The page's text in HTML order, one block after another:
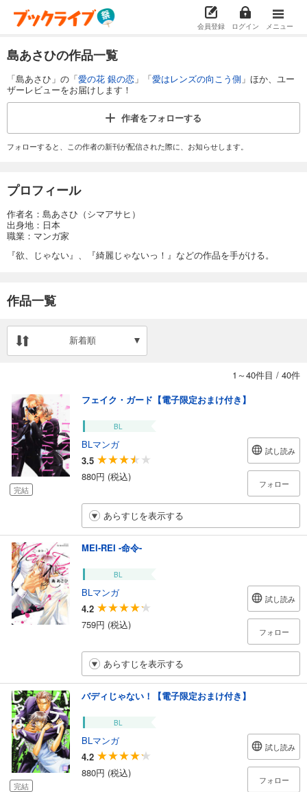
会員登録 ログイン メニュー
島あさひの作品一覧
「島あさひ」の「愛の花 銀の恋 」「愛はレンズの向こう側 」ほか、ユー
ザーレビューをお届けします！
作者をフォローする
フォローすると、この作者の新刊が配信された際に、お知らせします。
プロフィール
作者名：島あさひ（シマアサヒ）
出身地：日本
職業：マンガ家
『欲、じゃない』、『綺麗じゃないっ！』などの作品を手がける。
作品一覧
新着順
1～40件目 / 40件
完結
フェイク・ガード【電子限定おまけ付き】
BL
BLマンガ
3.5
880円 (税込)
試し読み
フォロー
あらすじを表示する
MEI-REI -命令-
BL
BLマンガ
4.2
759円 (税込)
試し読み
フォロー
あらすじを表示する
完結
バディじゃない！【電子限定おまけ付き】
BL
BLマンガ
4.2
880円 (税込)
試し読み
フォロー